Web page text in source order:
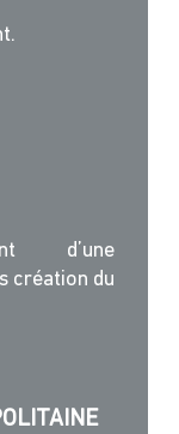
d’une
création du